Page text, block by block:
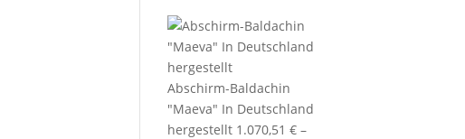
Abschirm-Baldachin
"Maeva" In Deutschland
hergestellt 1.070,51€ –